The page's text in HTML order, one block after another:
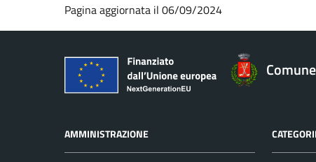
Pagina aggiornata il 06/09/2024
AMMINISTRAZIONE